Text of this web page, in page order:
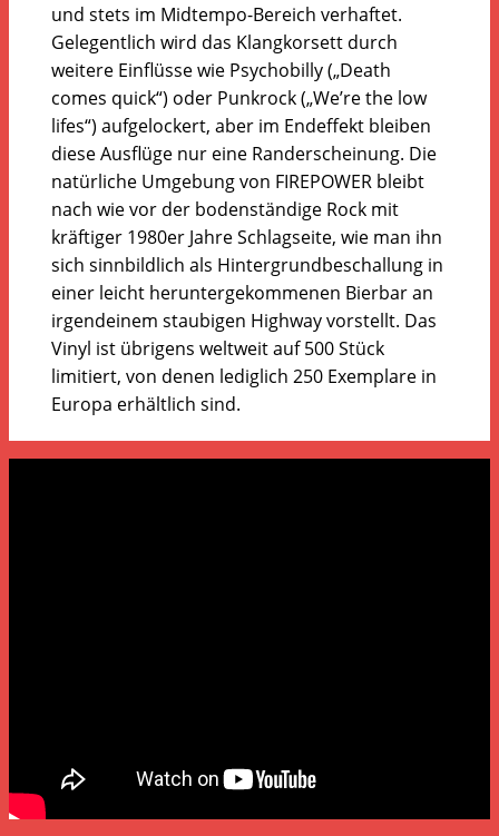
und stets im Midtempo-Bereich verhaftet.
Gelegentlich wird das Klangkorsett durch
weitere Einflüsse wie Psychobilly („Death
comes quick“) oder Punkrock („We’re the low
lifes“) aufgelockert, aber im Endeffekt bleiben
diese Ausflüge nur eine Randerscheinung. Die
natürliche Umgebung von FIREPOWER bleibt
nach wie vor der bodenständige Rock mit
kräftiger 1980er Jahre Schlagseite, wie man ihn
sich sinnbildlich als Hintergrundbeschallung in
einer leicht heruntergekommenen Bierbar an
irgendeinem staubigen Highway vorstellt. Das
Vinyl ist übrigens weltweit auf 500 Stück
limitiert, von denen lediglich 250 Exemplare in
Europa erhältlich sind.